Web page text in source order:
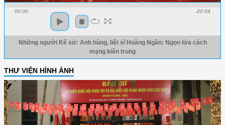
00:00 -20:04
Những người Kể sử: Anh hùng, liệt sĩ Hoàng Ngân: Ngọn lửa cách
mạng kiên trung
THƯ VIỆN HÌNH ẢNH